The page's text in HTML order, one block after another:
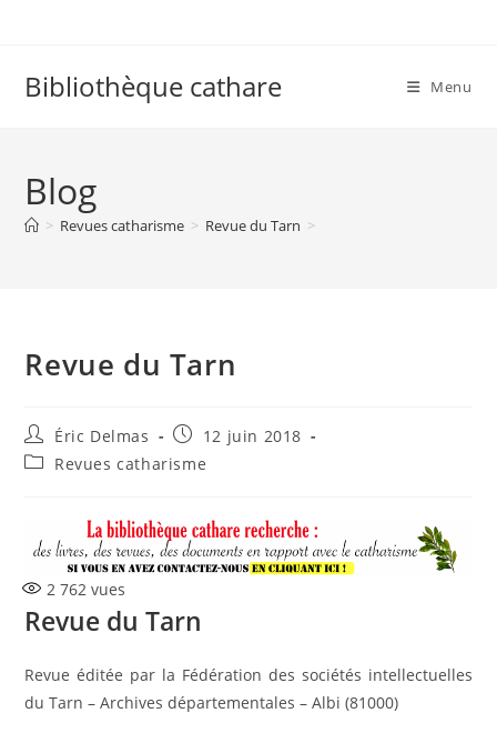
Bibliothèque cathare Menu
Blog
> Revues catharisme > Revue du Tarn >
Revue du Tarn
Auteur/autrice
de
la
Éric Delmas
Publication
12 juin 2018
PostRevues catharisme
2 762 vues
Revue du Tarn
Revue éditée par la Fédération des sociétés intellectuelles
du Tarn – Archives départementales – Albi (81000)